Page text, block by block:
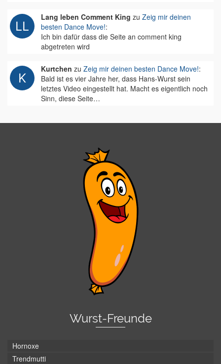
Lang leben Comment King zu Zeig mir deinen
besten Dance Move!:
Ich bin dafür dass die Seite an comment king
abgetreten wird
Kurtchen zu Zeig mir deinen besten Dance Move!:
Bald ist es vier Jahre her, dass Hans-Wurst sein
letztes Video eingestellt hat. Macht es eigentlich noch
Sinn, diese Seite…
Wurst-Freunde
Hornoxe
Trendmutti